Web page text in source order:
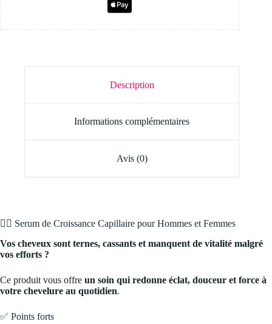
Description
Informations complémentaires
Avis (0)
💇‍♀️ Serum de Croissance Capillaire pour Hommes et Femmes
Vos cheveux sont ternes, cassants et manquent de vitalité malgré
vos efforts ?
Ce produit vous offre un soin qui redonne éclat, douceur et force à
votre chevelure au quotidien.
✅ Points forts